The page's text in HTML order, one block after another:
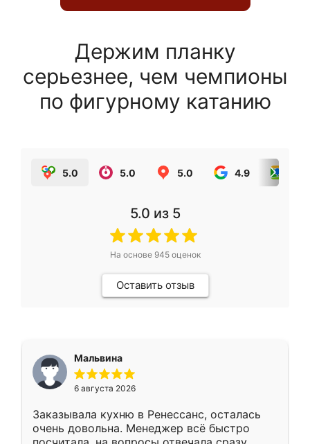
Держим планку
серьезнее, чем чемпионы
по фигурному катанию
5.0 5.0 5.0 4.9
5.0 из 5
На основе 945оценок
Оставить отзыв
Мальвина
6 августа 2026
Заказывала кухню в Ренессанс, осталась
очень довольна. Менеджер всё быстро